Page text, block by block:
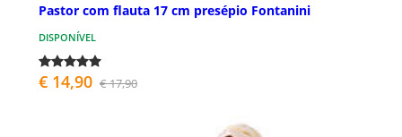
Pastor com flauta 17 cm presépio Fontanini
DISPONÍVEL
€ 14,90 € 17,90